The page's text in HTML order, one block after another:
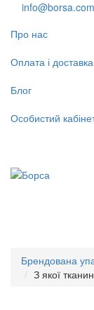
Про нас
Оплата і доставка
Блог
Особистий
Брендована
З якої